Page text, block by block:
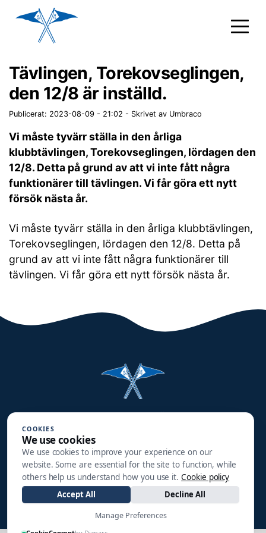
Tävlingen, Torekovseglingen,
den 12/8 är inställd.
Publicerat: 2023-08-09 - 21:02 - Skrivet av Umbraco
Vi måste tyvärr ställa in den årliga
klubbtävlingen, Torekovseglingen, lördagen den
12/8. Detta på grund av att vi inte fått några
funktionärer till tävlingen. Vi får göra ett nytt
försök nästa år.
Vi måste tyvärr ställa in den årliga klubbtävlingen,
Torekovseglingen, lördagen den 12/8. Detta på
grund av att vi inte fått några funktionärer till
tävlingen. Vi får göra ett nytt försök nästa år.
Halmstads Segelsällskap
302 90 HALMSTAD
info@hss1910.se
+46 760 268 795
COOKIES
We use cookies
We use cookies to improve your experience on our
website. Some are essential for the site to function, while
others help us understand how you use it. Cookie policy
Accept All
Decline All
Manage Preferences